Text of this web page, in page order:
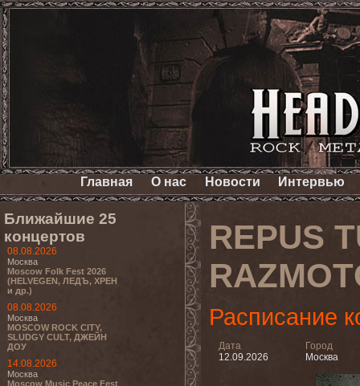
Главная О нас Новости Интервью
Ближайшие 25
концертов
08.08.2026
Москва
Moscow Folk Fest 2026
(HELVEGEN, ЛЕДЪ, ХРЕН
и др.)
08.08.2026
Москва
MOSCOW ROCK CITY,
SLUDGY CULT, ДЖЕЙН
ДОУ
14.08.2026
Москва
Moscow Music Peace Fest
REPUS
Расписание
Дата
12.09.2026
Город
Москва